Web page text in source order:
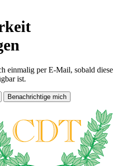
einmalig per E-Mail, sobald diese
ist.